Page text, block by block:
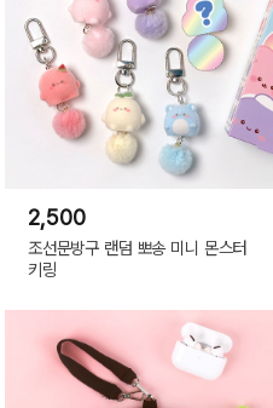
2,500
조선문방구 랜덤 뽀송 미니 몬스터
키링